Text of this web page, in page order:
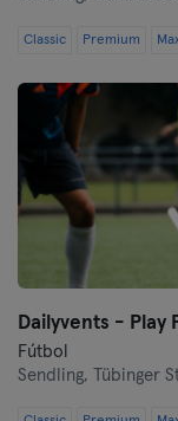
Classic Premium
Dailyvents - Play
Fútbol
Sendling,
Tübinger